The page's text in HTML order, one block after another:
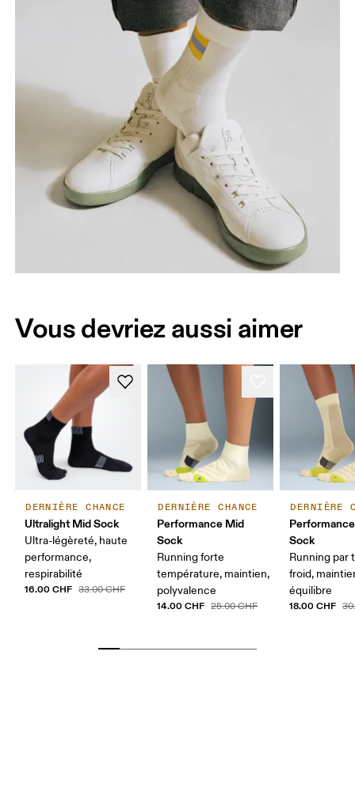
Vous devriez aussi aimer
DERNIÈRE CHANCE
Ultralight Mid Sock
Ultra-légèreté, haute
performance,
respirabilité
16.00 CHF 33.00 CHF
DERNIÈRE CHANCE
Performance Mid
Sock
Running forte
température, maintien,
polyvalence
14.00 CHF 25.00 CHF
DERNIÈRE
Sock
Running par
froid,
équilibre
18.00 CHF